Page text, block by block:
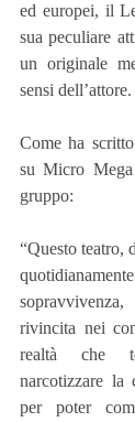
ed europei, il
sua peculiare
un originale
sensi dell’attore.
Come ha
su Micro
gruppo:
“Questo teatro,
rivincita nei
realtà che
narcotizzare la
per poter